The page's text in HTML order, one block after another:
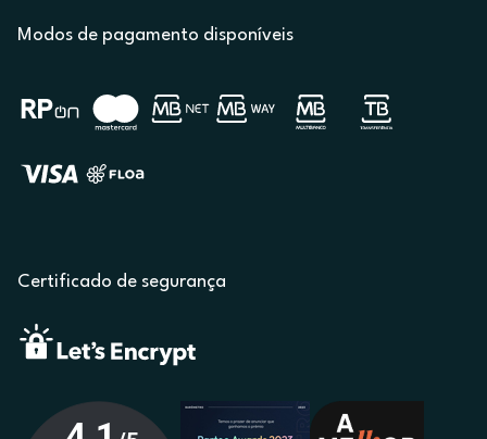
Modos de pagamento disponíveis
Certificado de segurança